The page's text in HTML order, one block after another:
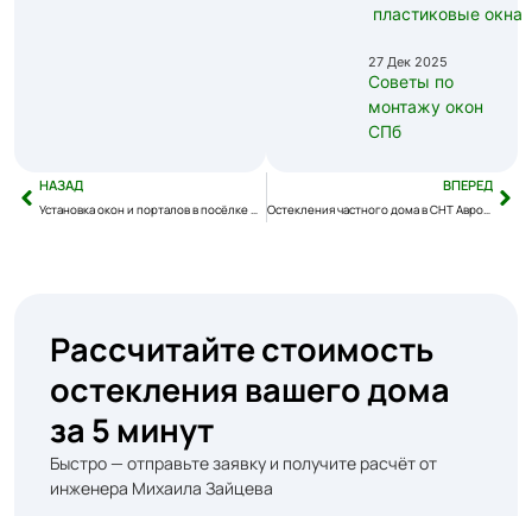
пластиковые окна
27 Дек 2025
Советы по
монтажу окон
СПб
НАЗАД
Установка окон и порталов в посёлке Прилесный стиль
ВПЕРЕД
Остекления частного дома в СНТ Аврора
Рассчитайте стоимость
остекления вашего дома
за 5 минут
Быстро — отправьте заявку и получите расчёт от
инженера Михаила Зайцева